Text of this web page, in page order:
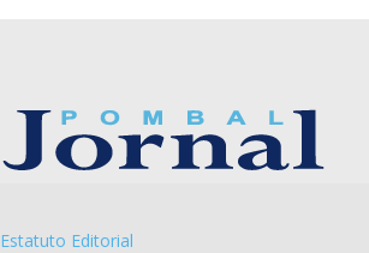
Estatuto Editorial